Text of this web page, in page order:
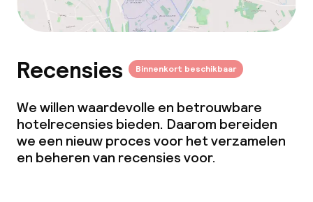
Recensies Binnenkort beschikbaar
We willen waardevolle en betrouwbare
hotelrecensies bieden. Daarom bereiden
we een nieuw proces voor het verzamelen
en beheren van recensies voor.